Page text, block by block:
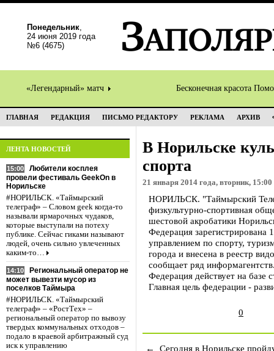
Понедельник,
24 июня 2019 года
№6 (4675)
«Легендарный» матч Бесконечная красота
ГЛАВНАЯ РЕДАКЦИЯ ПИСЬМО РЕДАКТОРУ РЕКЛАМА АРХИВ
ЛЕНТА НОВОСТЕЙ
15:00
Любители косплея
провели фестиваль GeekOn в
Норильске
#НОРИЛЬСК. «Таймырский
телеграф» – Словом geek когда-то
называли ярмарочных чудаков,
которые выступали на потеху
публике. Сейчас гиками называют
людей, очень сильно увлеченных
каким-то…
14:10
Региональный оператор не
может вывезти мусор из
поселков Таймыра
#НОРИЛЬСК. «Таймырский
телеграф» – «РостТех» –
региональный оператор по вывозу
твердых коммунальных отходов –
подало в краевой арбитражный суд
иск к управлению
В Норильске
спорта
21 января 2014 года, вторник, 15:00
НОРИЛЬСК. "Таймырский
физкультурно-спортивная
шестовой акробатики
Федерация зарегистрирована
управлением по спорту,
города и внесена в реестр
сообщает ряд
Федерация действует на базе
Главная цель федерации -
0
←
Сегодня в Норильске